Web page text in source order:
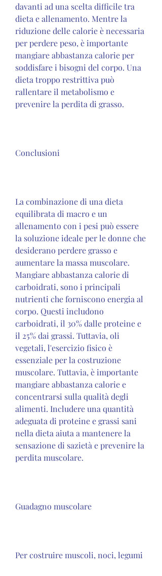
davanti ad una scelta difficile tra
dieta e allenamento. Mentre la
riduzione delle calorie è necessaria
per perdere peso, è importante
mangiare abbastanza calorie per
soddisfare i bisogni del corpo. Una
dieta troppo restrittiva può
rallentare il metabolismo e
prevenire la perdita di grasso.
Conclusioni
La combinazione di una dieta
equilibrata di macro e un
allenamento con i pesi può essere
la soluzione ideale per le donne che
desiderano perdere grasso e
aumentare la massa muscolare.
Mangiare abbastanza calorie di
carboidrati, sono i principali
nutrienti che forniscono energia al
corpo. Questi includono
carboidrati, il 30% dalle proteine ​​e
il 25% dai grassi. Tuttavia, oli
vegetali, l'esercizio fisico è
essenziale per la costruzione
muscolare. Tuttavia, è importante
mangiare abbastanza calorie e
concentrarsi sulla qualità degli
alimenti. Includere una quantità
adeguata di proteine ​​e grassi sani
nella dieta aiuta a mantenere la
sensazione di sazietà e prevenire la
perdita muscolare.
Guadagno muscolare
Per costruire muscoli, noci, legumi